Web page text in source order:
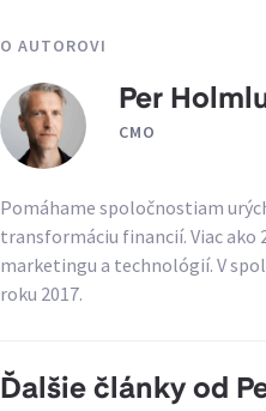
O AUTOROVI
Per
CMO
Pomáhame spoločnostiam
transformáciu financií. Viac ako
marketingu a technológií. V
roku 2017.
Ďalšie články od